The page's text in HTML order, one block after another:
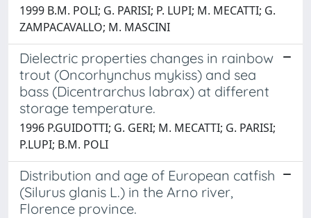
1999 B.M. POLI; G. PARISI; P. LUPI; M. MECATTI; G.
ZAMPACAVALLO; M. MASCINI
Dielectric properties changes in rainbow
trout (Oncorhynchus mykiss) and sea
bass (Dicentrarchus labrax) at different
storage temperature.
1996 P.GUIDOTTI; G. GERI; M. MECATTI; G. PARISI;
P.LUPI; B.M. POLI
Distribution and age of European catfish
(Silurus glanis L.) in the Arno river,
Florence province.